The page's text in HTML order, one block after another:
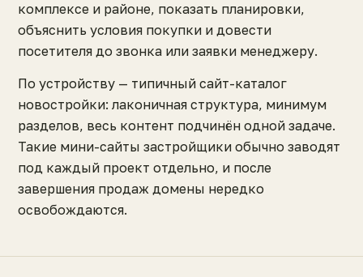
комплексе и районе, показать планировки,
объяснить условия покупки и довести
посетителя до звонка или заявки менеджеру.
По устройству — типичный сайт-каталог
новостройки: лаконичная структура, минимум
разделов, весь контент подчинён одной задаче.
Такие мини-сайты застройщики обычно заводят
под каждый проект отдельно, и после
завершения продаж домены нередко
освобождаются.